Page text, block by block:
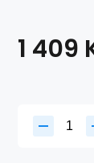
1 409